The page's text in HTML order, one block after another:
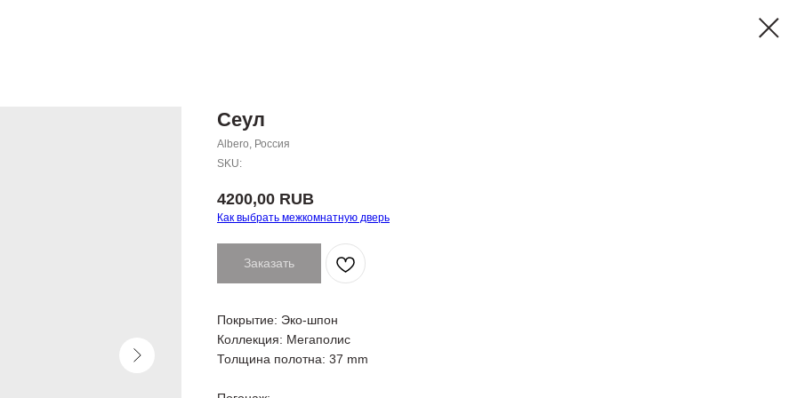
Сеул
Albero, Россия
SKU:
4200,00 RUB
Как выбрать межкомнатную дверь
Заказать
Покрытие: Эко-шпон
Коллекция: Мегаполис
Толщина полотна: 37 mm